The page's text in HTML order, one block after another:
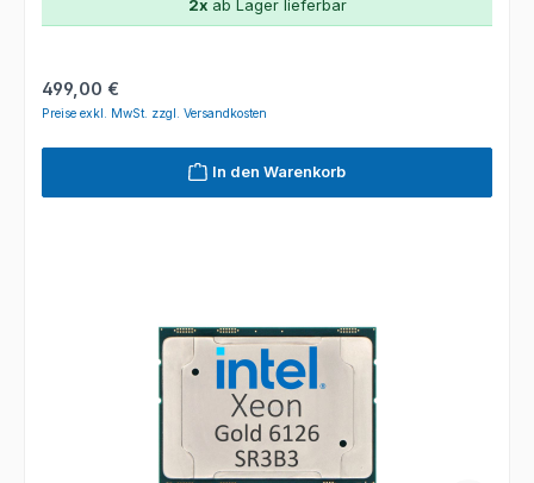
2xab Lager lieferbar
Regulärer Preis:
499,00 €
Preise exkl. MwSt. zzgl. Versandkosten
In den Warenkorb